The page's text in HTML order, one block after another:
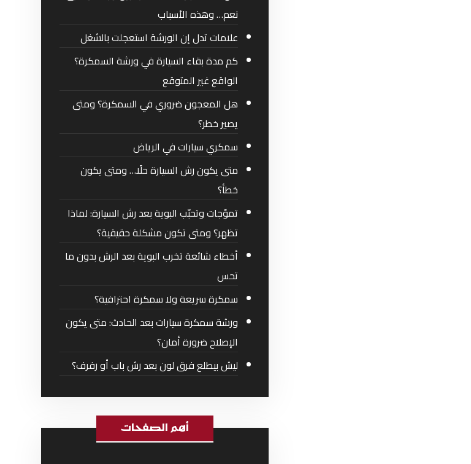
نعم… وهذه الأسباب
علامات تدل إن الورشة استعجلت بالشغل
كم مدة بقاء السيارة في ورشة السمكرة؟
الواقع غير المتوقع
هل المعجون ضروري في السمكرة؟ ومتى
يصير خطر؟
سمكري سيارات في الرياض
متى يكون رش السيارة حلًا… ومتى يكون
خطأ؟
تموّجات وتحبّب البوية بعد رش السيارة: لماذا
تظهر؟ ومتى تكون مشكلة حقيقية؟
أخطاء شائعة تخرب البوية بعد الرش بدون ما
تحس
سمكرة سريعة ولا سمكرة احترافية؟
ورشة سمكرة سيارات بعد الحادث: متى يكون
الإصلاح ضرورة أمان؟
ليش بيطلع فرق لون بعد رش باب أو رفرف؟
أهم الصفحات